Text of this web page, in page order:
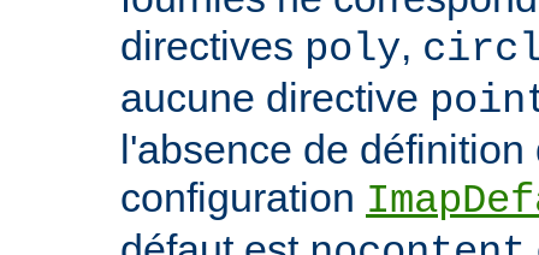
directives poly,
aucune directive
l'absence de
configuration